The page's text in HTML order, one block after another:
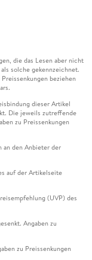
die das Lesen aber nicht
solche gekennzeichnet.
beziehen
dieser Artikel
Die jeweils zutreffende
zu Preissenkungen
an den Anbieter der
auf der Artikelseite
(UVP) des
Angaben zu
zu Preissenkungen